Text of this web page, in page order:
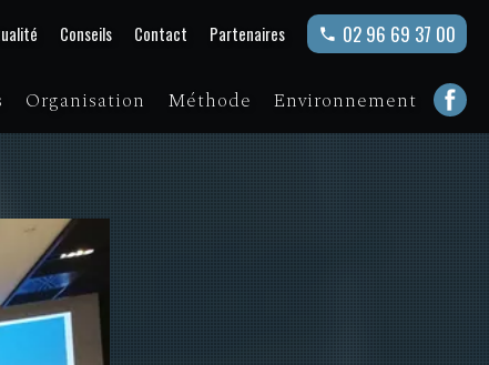
Conseils Contact Partenaires 02 96 69 37 00
Organisation Méthode Environnement